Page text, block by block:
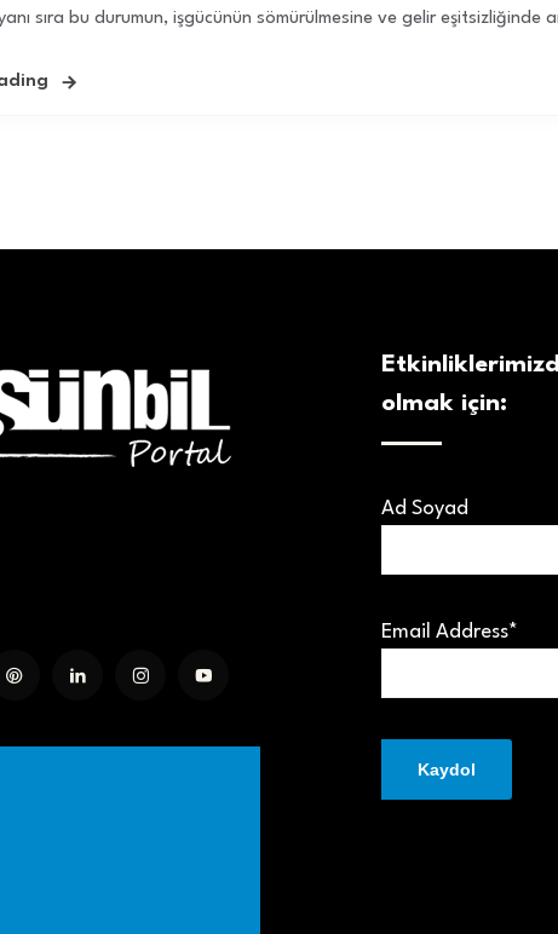
sıra bu durumun, işgücünün sömürülmesine ve gelir eşitsizliğinde
olmak için:
Ad Soyad
Email Address*